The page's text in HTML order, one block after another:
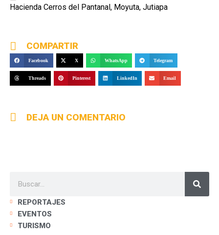
Hacienda Cerros del Pantanal, Moyuta, Jutiapa
COMPARTIR
Facebook X WhatsApp Telegram
Threads Pinterest LinkedIn Email
DEJA UN COMENTARIO
REPORTAJES
EVENTOS
TURISMO